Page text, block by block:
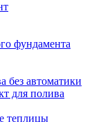
фундамента
без автоматики
для полива
теплицы